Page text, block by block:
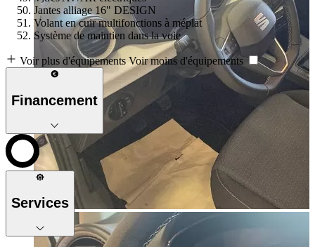
Jantes alliage 16" DESIGN
Volant en cuir multifonctions à méplat
Système de maintien dans la voie
Voir plus d'équipements Voir moins d'équipements
Financement
Services